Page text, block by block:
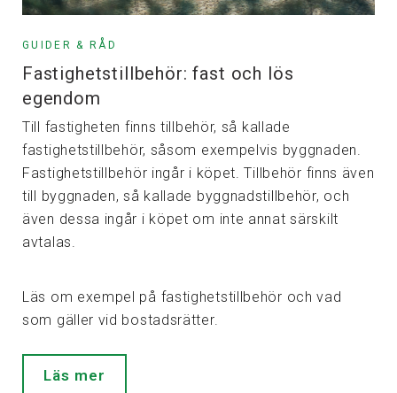
GUIDER & RÅD
Fastighetstillbehör: fast och lös
egendom
Till fastigheten finns tillbehör, så kallade
fastighetstillbehör, såsom exempelvis byggnaden.
Fastighetstillbehör ingår i köpet. Tillbehör finns även
till byggnaden, så kallade byggnadstillbehör, och
även dessa ingår i köpet om inte annat särskilt
avtalas.
Läs om exempel på fastighetstillbehör och vad
som gäller vid bostadsrätter.
Läs mer